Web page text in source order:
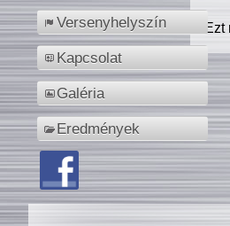
Versenyhelyszín
Kapcsolat
Galéria
Eredmények